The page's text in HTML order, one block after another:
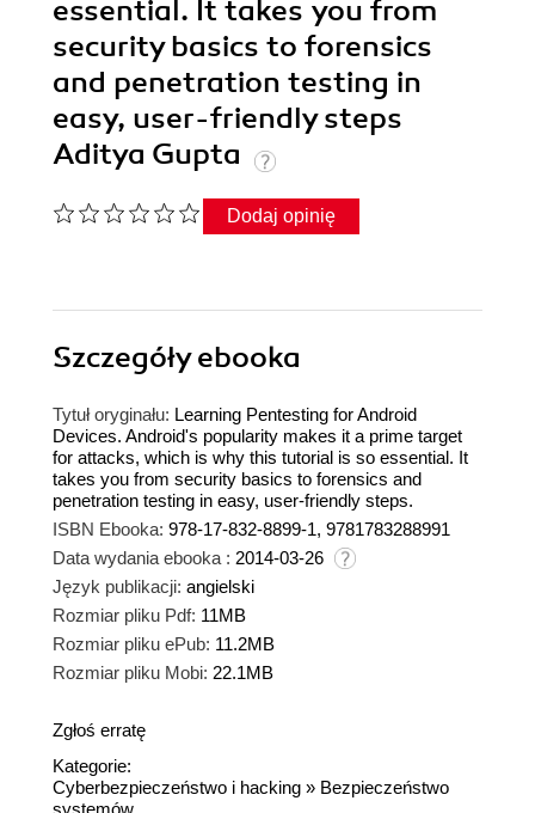
essential. It takes you from
security basics to forensics
and penetration testing in
easy, user-friendly steps
Aditya Gupta
Dodaj opinię
Szczegółyebooka
Tytuł oryginału: Learning Pentesting for Android
Devices. Android's popularity makes it a prime target
for attacks, which is why this tutorial is so essential. It
takes you from security basics to forensics and
penetration testing in easy, user-friendly steps.
ISBN Ebooka: 978-17-832-8899-1, 9781783288991
Data wydania ebooka : 2014-03-26
Język publikacji: angielski
Rozmiar pliku Pdf: 11MB
Rozmiar pliku ePub: 11.2MB
Rozmiar pliku Mobi: 22.1MB
Zgłoś erratę
Kategorie:
Cyberbezpieczeństwo i hacking » Bezpieczeństwo